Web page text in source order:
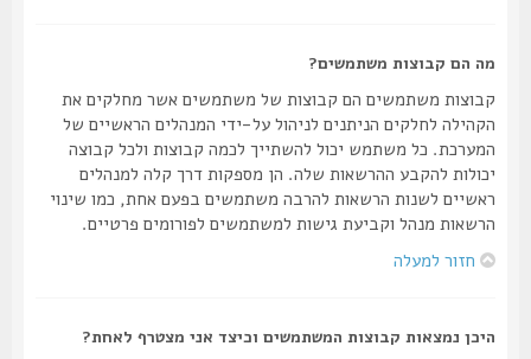
מה הם קבוצות משתמשים?
קבוצות משתמשים הם קבוצות של משתמשים אשר מחלקים את
הקהילה לחלקים הניתנים לניהול על-ידי המנהלים הראשיים של
המערכת. כל משתמש יכול להשתייך לכמה קבוצות ולכל קבוצה
יכולות להקבע ההרשאות שלה. הן מספקות דרך קלה למנהלים
ראשיים לשנות הרשאות להרבה משתמשים בפעם אחת, כמו שינוי
הרשאות מנהל וקביעת גישות למשתמשים לפורומים פרטיים.
חזור למעלה
היכן נמצאות קבוצות המשתמשים וכיצד אני מצטרף לאחת?